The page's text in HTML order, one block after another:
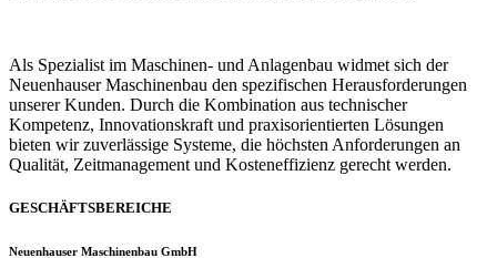
Als Spezialist im Maschinen- und Anlagenbau widmet sich der
Neuenhauser Maschinenbau den spezifischen Herausforderungen
unserer Kunden. Durch die Kombination aus technischer
Kompetenz, Innovationskraft und praxisorientierten Lösungen
bieten wir zuverlässige Systeme, die höchsten Anforderungen an
Qualität, Zeitmanagement und Kosteneffizienz gerecht werden.
GESCHÄFTSBEREICHE
Neuenhauser Maschinenbau GmbH